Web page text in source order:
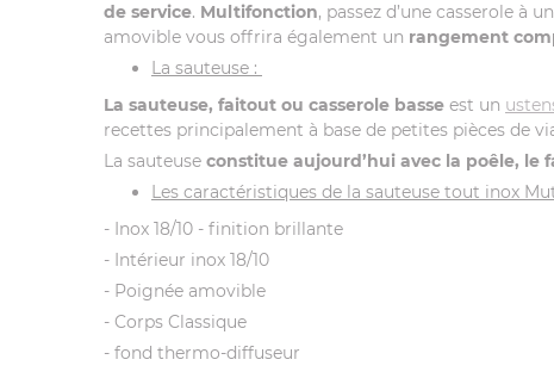
de service. Multifonction, passez d’une casserole à
amovible vous offrira également un rangement
La sauteuse :
La sauteuse, faitout ou casserole basse est un
recettes principalement à base de petites pièces de
La sauteuse constitue aujourd’hui avec la poêle, le
Les caractéristiques de la sauteuse tout inox
- Inox 18/10 - finition brillante
- Intérieur inox 18/10
- Poignée amovible
- Corps Classique
- fond thermo-diffuseur